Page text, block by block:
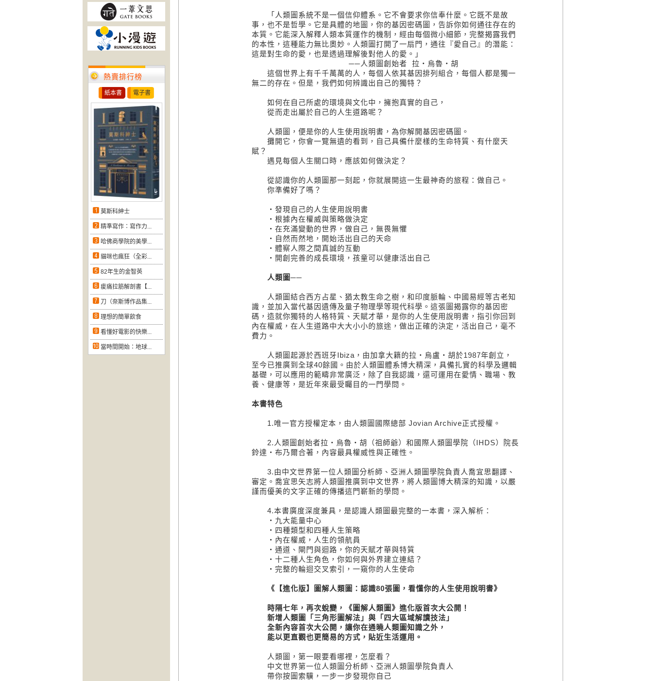
熱賣排行榜
紙本書 電子書
莫斯科紳士
精準寫作：寫作力...
哈佛商學院的美學...
貓咪也瘋狂（全彩...
82年生的金智英
痠痛拉筋解剖書【...
刀（奈斯博作品集...
理想的簡單飲食
看懂好電影的快樂...
當時間開始：地球...
「人類圖系統不是一個信仰體系。它不會要求你信奉什麼。它既不是故
事，也不是哲學。它是具體的地圖，你的基因密碼圖，告訴你如何通往存在的
本質。它能深入解釋人類本質運作的機制，經由每個微小細節，完整揭露我們
的本性，這種能力無比奧妙。人類圖打開了一扇門，通往『愛自己』的潛能：
這是對生命的愛，也是透過理解後對他人的愛。」
──人類圖創始者 拉‧烏魯‧胡
這個世界上有千千萬萬的人，每個人依其基因排列組合，每個人都是獨一
無二的存在。但是，我們如何辨識出自己的獨特？
如何在自己所處的環境與文化中，擁抱真實的自己，
從而走出屬於自己的人生道路呢？
人類圖，便是你的人生使用說明書，為你解開基因密碼圖。
攤開它，你會一覽無遺的看到，自己具備什麼樣的生命特質、有什麼天
賦？
遇見每個人生關口時，應該如何做決定？
從認識你的人類圖那一刻起，你就展開這一生最神奇的旅程：做自己。
你準備好了嗎？
‧發現自己的人生使用說明書
‧根據內在權威與策略做決定
‧在充滿變動的世界，做自己，無畏無懼
‧自然而然地，開始活出自己的天命
‧體察人際之間真誠的互動
‧開創完善的成長環境，孩童可以健康活出自己
人類圖──
人類圖結合西方占星、猶太教生命之樹，和印度脈輪、中國易經等古老知
識，並加入當代基因遺傳及量子物理學等現代科學。這張圖揭露你的基因密
碼，造就你獨特的人格特質、天賦才華，是你的人生使用說明書，指引你回到
內在權威，在人生道路中大大小小的旅途，做出正確的決定，活出自己，毫不
費力。
人類圖起源於西班牙Ibiza，由加拿大籍的拉‧烏盧‧胡於1987年創立，
至今已推廣到全球40餘國。由於人類圖體系博大精深，具備扎實的科學及邏輯
基礎，可以應用的範疇非常廣泛，除了自我認識，還可運用在愛情、職場、教
養、健康等，是近年來最受矚目的一門學問。
本書特色
1.唯一官方授權定本，由人類圖國際總部 Jovian Archive正式授權。
2.人類圖創始者拉‧烏魯‧胡（祖師爺）和國際人類圖學院（IHDS）院長
鈴達‧布乃爾合著，內容最具權威性與正確性。
3.由中文世界第一位人類圖分析師、亞洲人類圖學院負責人喬宜思翻譯、
審定。喬宜思矢志將人類圖推廣到中文世界，將人類圖博大精深的知識，以嚴
謹而優美的文字正確的傳播這門嶄新的學問。
4.本書廣度深度兼具，是認識人類圖最完整的一本書，深入解析：
‧九大能量中心
‧四種類型和四種人生策略
‧內在權威，人生的領航員
‧通道、閘門與迴路，你的天賦才華與特質
‧十二種人生角色，你如何與外界建立連結？
‧完整的輪迴交叉索引，一窺你的人生使命
《【進化版】圖解人類圖：認識80張圖，看懂你的人生使用說明書》
時隔七年，再次蛻變，《圖解人類圖》進化版首次大公開！
新增人類圖「三角形圖解法」與「四大區域解讀技法」
全新內容首次大公開，讓你在通曉人類圖知識之外，
能以更直觀也更簡易的方式，貼近生活運用。
人類圖，第一眼要看哪裡，怎麼看？
中文世界第一位人類圖分析師、亞洲人類圖學院負責人
帶你按圖索驥，一步一步發現你自己